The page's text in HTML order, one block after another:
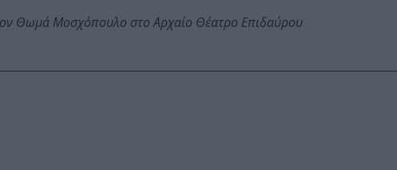
Θωμά Μοσχόπουλο στο Αρχαίο Θέατρο Επιδαύρου